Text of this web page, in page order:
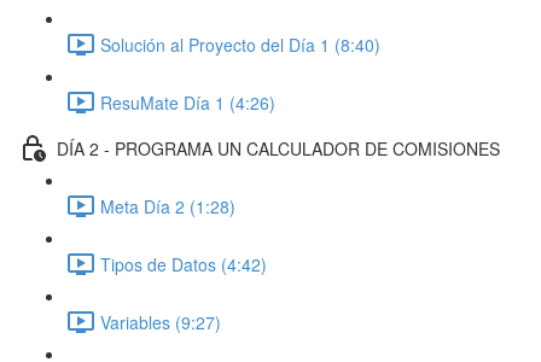
Solución al Proyecto del Día 1 (8:40)
ResuMate Día 1 (4:26)
DÍA 2 - PROGRAMA UN CALCULADOR DE COMISIONES
Meta Día 2 (1:28)
Tipos de Datos (4:42)
Variables (9:27)